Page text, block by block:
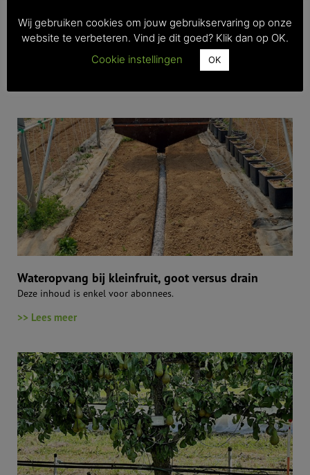
Pak compactie in de rijsporen op fruitpercelen aan
Deze inhoud is enkel voor abonnees.
Wateropvang bij kleinfruit, goot versus drain
Deze inhoud is enkel voor abonnees.
>> Lees meer
Wij gebruiken cookies om jouw gebruikservaring op onze
website te verbeteren. Vind je dit goed? Klik dan op OK.
Cookie instellingen
OK